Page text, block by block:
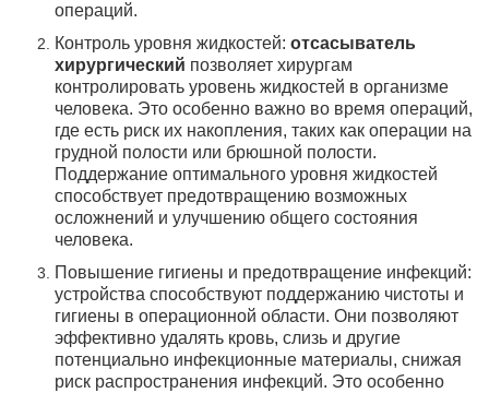
операций.
Контроль уровня жидкостей: отсасыватель
хирургический позволяет хирургам
контролировать уровень жидкостей в организме
человека. Это особенно важно во время операций,
где есть риск их накопления, таких как операции на
грудной полости или брюшной полости.
Поддержание оптимального уровня жидкостей
способствует предотвращению возможных
осложнений и улучшению общего состояния
человека.
Повышение гигиены и предотвращение инфекций:
устройства способствуют поддержанию чистоты и
гигиены в операционной области. Они позволяют
эффективно удалять кровь, слизь и другие
потенциально инфекционные материалы, снижая
риск распространения инфекций. Это особенно